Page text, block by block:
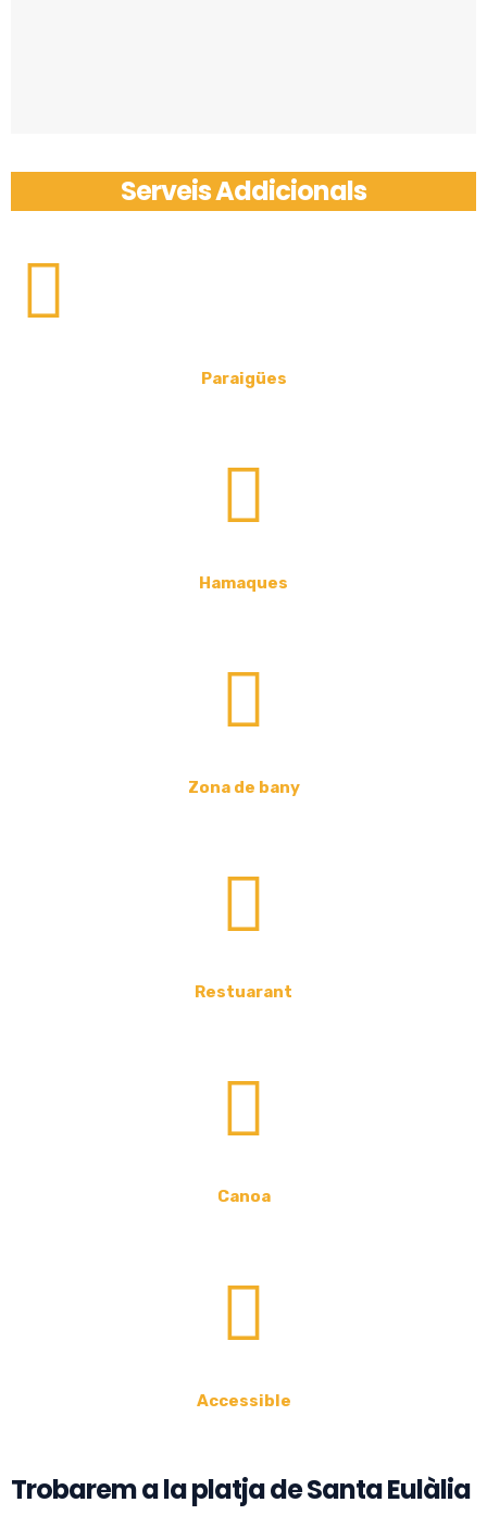
Serveis Addicionals
Paraigües
Hamaques
Zona de bany
Restuarant
Canoa
Accessible
Trobarem a la platja de Santa Eulàlia